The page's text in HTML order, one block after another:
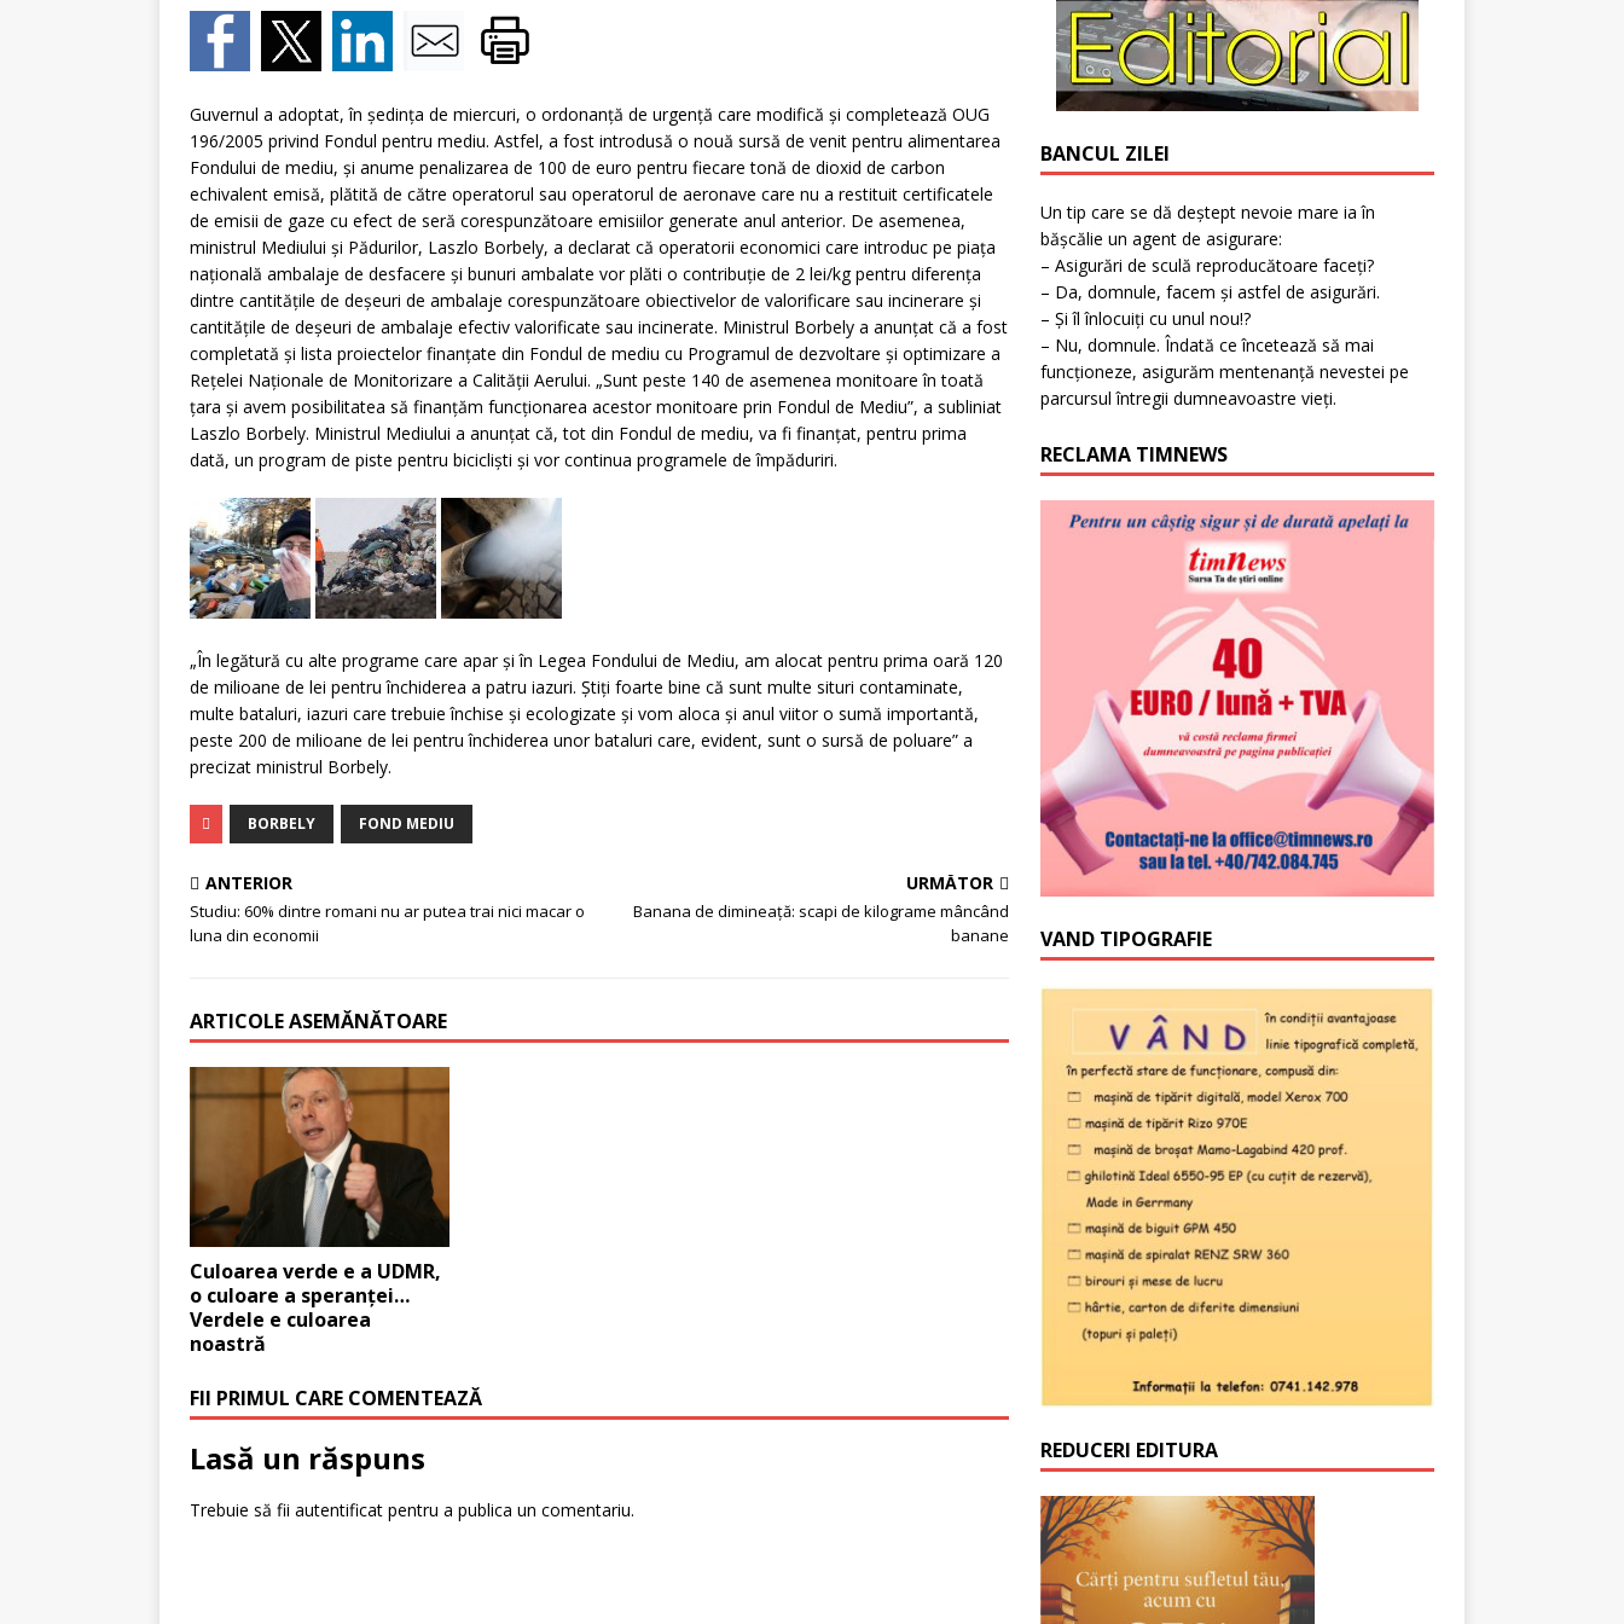
Guvernul a adoptat, în şedinţa de miercuri, o ordonanţă de urgenţă care modifică şi completează OUG
196/2005 privind Fondul pentru mediu. Astfel, a fost introdusă o nouă sursă de venit pentru alimentarea
Fondului de mediu, şi anume penalizarea de 100 de euro pentru fiecare tonă de dioxid de carbon
echivalent emisă, plătită de către operatorul sau operatorul de aeronave care nu a restituit certificatele
de emisii de gaze cu efect de seră corespunzătoare emisiilor generate anul anterior. De asemenea,
ministrul Mediului şi Pădurilor, Laszlo Borbely, a declarat că operatorii economici care introduc pe piaţa
naţională ambalaje de desfacere şi bunuri ambalate vor plăti o contribuţie de 2 lei/kg pentru diferenţa
dintre cantităţile de deşeuri de ambalaje corespunzătoare obiectivelor de valorificare sau incinerare şi
cantităţile de deşeuri de ambalaje efectiv valorificate sau incinerate. Ministrul Borbely a anunţat că a fost
completată şi lista proiectelor finanţate din Fondul de mediu cu Programul de dezvoltare şi optimizare a
Reţelei Naţionale de Monitorizare a Calităţii Aerului. „Sunt peste 140 de asemenea monitoare în toată
ţara şi avem posibilitatea să finanţăm funcţionarea acestor monitoare prin Fondul de Mediu”, a subliniat
Laszlo Borbely. Ministrul Mediului a anunţat că, tot din Fondul de mediu, va fi finanţat, pentru prima
dată, un program de piste pentru biciclişti şi vor continua programele de împăduriri.
„În legătură cu alte programe care apar şi în Legea Fondului de Mediu, am alocat pentru prima oară 120
de milioane de lei pentru închiderea a patru iazuri. Ştiţi foarte bine că sunt multe situri contaminate,
multe bataluri, iazuri care trebuie închise şi ecologizate şi vom aloca şi anul viitor o sumă importantă,
peste 200 de milioane de lei pentru închiderea unor bataluri care, evident, sunt o sursă de poluare” a
precizat ministrul Borbely.
BORBELY FOND MEDIU
ANTERIOR
Studiu: 60% dintre romani nu ar putea trai nici macar o
luna din economii
URMĂTOR
Banana de dimineață: scapi de kilograme mâncând
banane
ARTICOLE ASEMĂNĂTOARE
Culoarea verde e a UDMR,
o culoare a speranţei…
Verdele e culoarea
noastră
FII PRIMUL CARE COMENTEAZĂ
Lasă un răspuns
Trebuie să fii autentificat pentru a publica un comentariu.
BANCUL ZILEI
Un tip care se dă deștept nevoie mare ia în
bășcălie un agent de asigurare:
– Asigurări de sculă reproducătoare faceți?
– Da, domnule, facem și astfel de asigurări.
– Și îl înlocuiți cu unul nou!?
– Nu, domnule. Îndată ce încetează să mai
funcționeze, asigurăm mentenanță nevestei pe
parcursul întregii dumneavoastre vieți.
RECLAMA TIMNEWS
VAND TIPOGRAFIE
REDUCERI EDITURA